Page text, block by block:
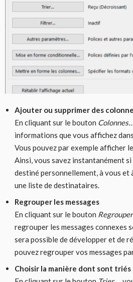
Ajouter ou supprimer des
En cliquant sur le bouton
informations que vous affichez
Vous pouvez par exemple afficher
Ainsi, vous savez instantanément
destiné personnellement, à vous et
une liste de destinataires.
Regrouper les messages
En cliquant sur le bouton
regrouper les messages connexes
sera possible de développer et de
pouvez regrouper vos messages
Choisir la manière dont sont triés